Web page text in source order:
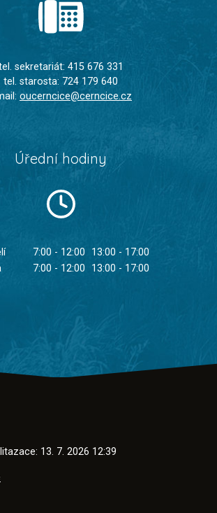
sekretariát: 415 676 331
tel. starosta: 724 179 640
oucerncice@cerncice.cz
Úřední hodiny
7:00 - 12:00
13:00 - 17:00
7:00 - 12:00 13:00 - 17:00
13. 7. 2026 12:39